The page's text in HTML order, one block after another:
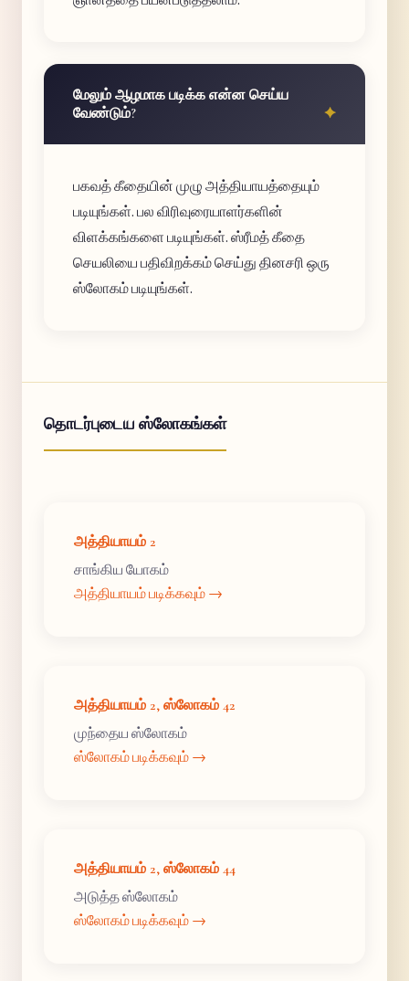
மேலும் ஆழமாக படிக்க என்ன செய்ய
வேண்டும்?
பகவத் கீதையின் முழு அத்தியாயத்தையும்
படியுங்கள். பல விரிவுரையாளர்களின்
விளக்கங்களை படியுங்கள். ஸ்ரீமத் கீதை
செயலியை பதிவிறக்கம் செய்து தினசரி ஒரு
ஸ்லோகம் படியுங்கள்.
தொடர்புடைய ஸ்லோகங்கள்
அத்தியாயம் 2
சாங்கிய யோகம்
அத்தியாயம் படிக்கவும் →
அத்தியாயம் 2, ஸ்லோகம் 42
முந்தைய ஸ்லோகம்
ஸ்லோகம் படிக்கவும் →
அத்தியாயம் 2, ஸ்லோகம் 44
அடுத்த ஸ்லோகம்
ஸ்லோகம் படிக்கவும் →